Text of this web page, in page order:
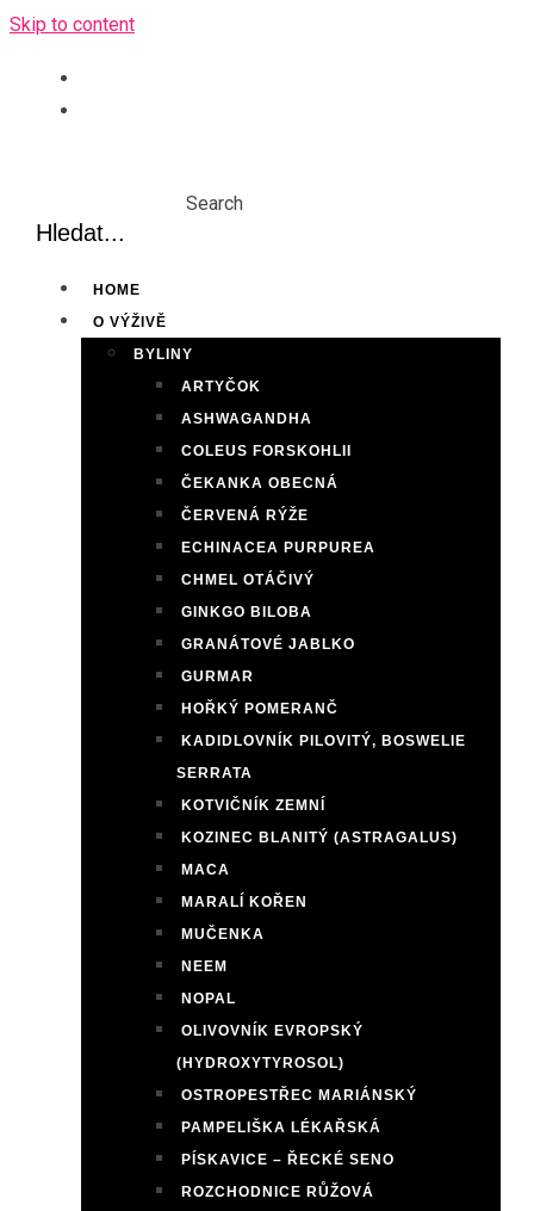
Skip to content
Search
HOME
O VÝŽIVĚ
BYLINY
ARTYČOK
ASHWAGANDHA
COLEUS FORSKOHLII
ČEKANKA OBECNÁ
ČERVENÁ RÝŽE
ECHINACEA PURPUREA
CHMEL OTÁČIVÝ
GINKGO BILOBA
GRANÁTOVÉ JABLKO
GURMAR
HOŘKÝ POMERANČ
KADIDLOVNÍK PILOVITÝ, BOSWELIE
SERRATA
KOTVIČNÍK ZEMNÍ
KOZINEC BLANITÝ (ASTRAGALUS)
MACA
MARALÍ KOŘEN
MUČENKA
NEEM
NOPAL
OLIVOVNÍK EVROPSKÝ
(HYDROXYTYROSOL)
OSTROPESTŘEC MARIÁNSKÝ
PAMPELIŠKA LÉKAŘSKÁ
PÍSKAVICE – ŘECKÉ SENO
ROZCHODNICE RŮŽOVÁ